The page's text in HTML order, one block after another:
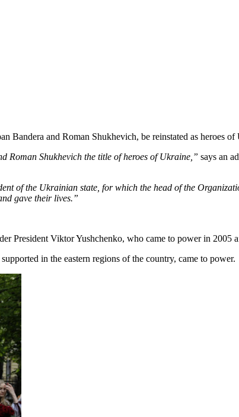
Bandera and Roman Shukhevich, be reinstated as heroes of
Roman Shukhevich the title of heroes of Ukraine,” says an
of the Ukrainian state, for which the head of the
gave their lives.”
President Viktor Yushchenko, who came to power in 2005
in the eastern regions of the country, came to power.